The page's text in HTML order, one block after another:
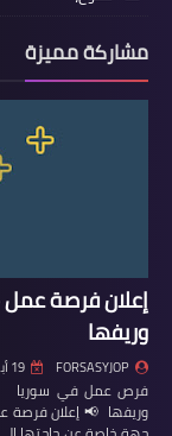
مشاركة مميزة
إعلان فرصة
وريفها
FORSASYJOP 19 أبريل 2026
فرص عمل في سوريا
وريفها 📢 إعلان فرصة